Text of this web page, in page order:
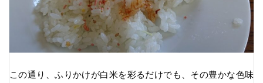
この通り、ふりかけが白米を彩るだけでも、その豊かな色味